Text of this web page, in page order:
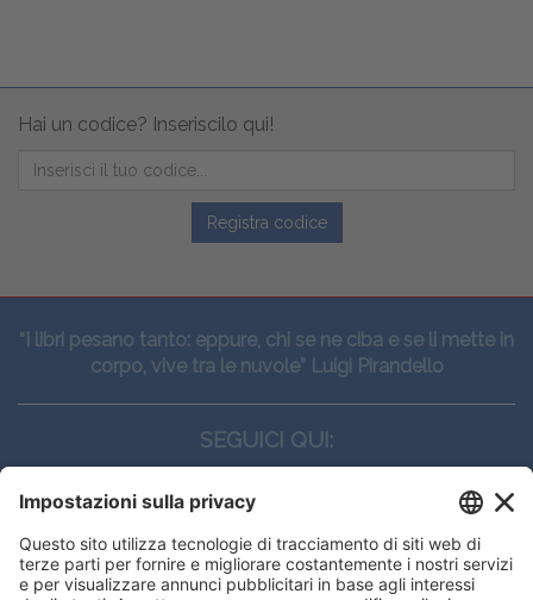
Hai un codice? Inseriscilo qui!
Registra codice
“I libri pesano tanto: eppure, chi se ne ciba e se li mette in
corpo, vive tra le nuvole” Luigi Pirandello
SEGUICI QUI:
CONTATTI